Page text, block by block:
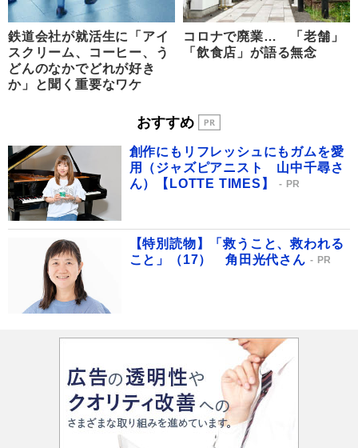
鉄道会社が就活生に「アイ
スクリーム、コーヒー、う
どんのなかでどれが好き
か」と聞く重要なワケ
コロナで廃業… 「老舗」
「飲食店」が語る無念
おすすめ
創作にもリフレッシュにもガムを愛
用（ジャズピアニスト 山中千尋さ
ん）【LOTTE TIMES】
PR
【特別読物】「救うこと、救われる
こと」（17） 角田光代さん
PR